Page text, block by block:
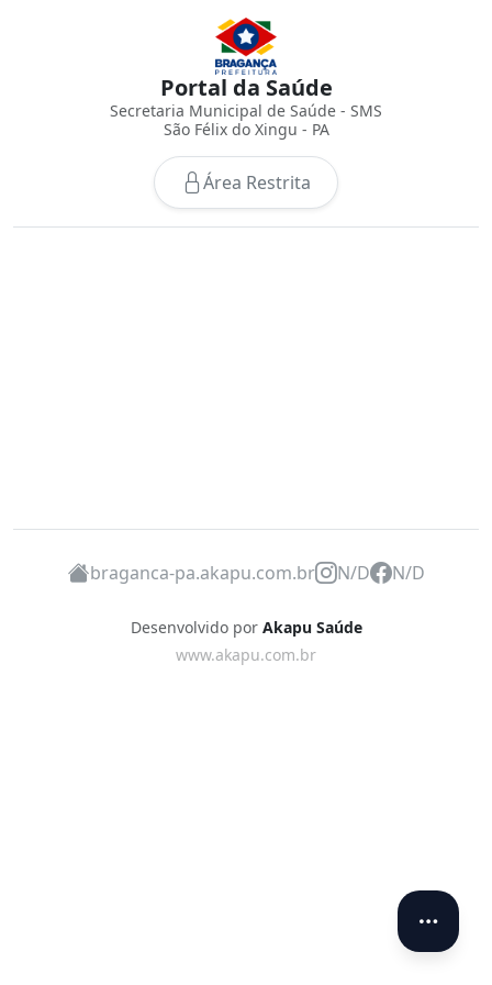
Portal da Saúde
Secretaria Municipal de Saúde - SMS
São Félix do Xingu - PA
Área Restrita
braganca-pa.akapu.com.br N/D N/D
Desenvolvido por Akapu Saúde
www.akapu.com.br